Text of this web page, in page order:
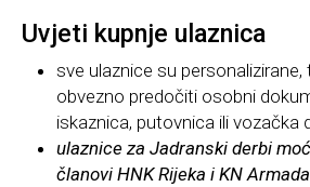
Uvjeti kupnje ulaznica
sve ulaznice su personalizirane,
obvezno predočiti osobni
iskaznica, putovnica ili vozačka
ulaznice za Jadranski derbi
članovi HNK Rijeka i KN